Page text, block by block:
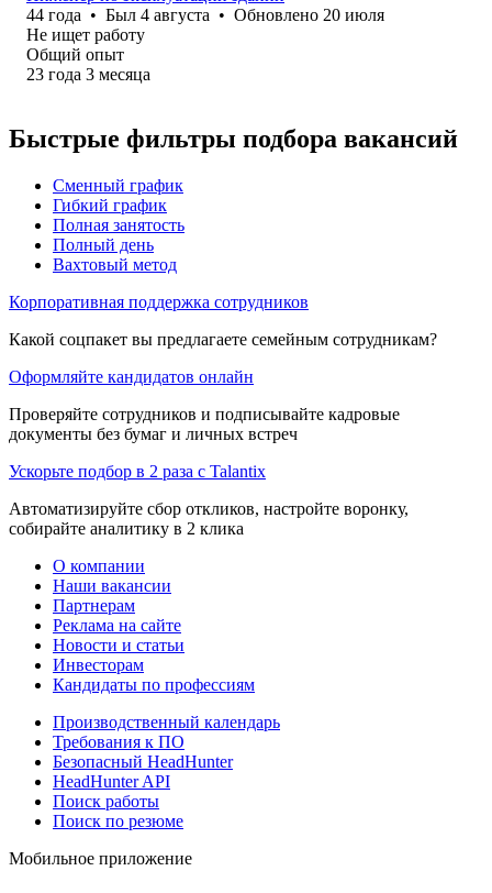
44 года • Был 4 августа • Обновлено 20 июля
Не ищет работу
Общий опыт
23 года 3 месяца
Быстрые фильтры подбора вакансий
Сменный график
Гибкий график
Полная занятость
Полный день
Вахтовый метод
Корпоративная поддержка сотрудников
Какой соцпакет вы предлагаете семейным сотрудникам?
Оформляйте кандидатов онлайн
Проверяйте сотрудников и подписывайте кадровые
документы без бумаг и личных встреч
Ускорьте подбор в 2 раза с Talantix
Автоматизируйте сбор откликов, настройте воронку,
собирайте аналитику в 2 клика
О компании
Наши вакансии
Партнерам
Реклама на сайте
Новости и статьи
Инвесторам
Кандидаты по профессиям
Производственный календарь
Требования к ПО
Безопасный HeadHunter
HeadHunter API
Поиск работы
Поиск по резюме
Мобильное приложение